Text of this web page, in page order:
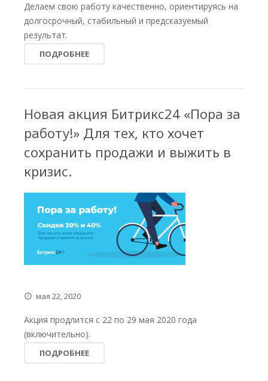
Делаем свою работу качественно, ориентируясь на
долгосрочный, стабильный и предсказуемый
результат.
ПОДРОБНЕЕ
Новая акция Битрикс24 «Пора за
работу!» Для тех, кто хочет
сохранить продажи и выжить в
кризис.
мая 22, 2020
Акция продлится с 22 по 29 мая 2020 года
(включительно).
ПОДРОБНЕЕ